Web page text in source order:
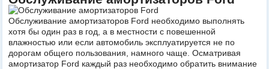
Обслуживание амортизаторов Ford необходимо выполнять
хотя бы один раз в год, а в местности с повешенной
влажностью или если автомобиль эксплуатируется не по
дорогам общего пользования, намного чаще. Осматривая
амортизатор Ford каждый раз необходимо обратить внимание